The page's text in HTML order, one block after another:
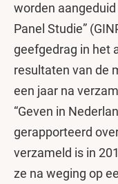
worden aangeduid
Panel Studie”
geefgedrag in het
resultaten van de
een jaar na
“Geven in
gerapporteerd
verzameld is in
ze na weging op